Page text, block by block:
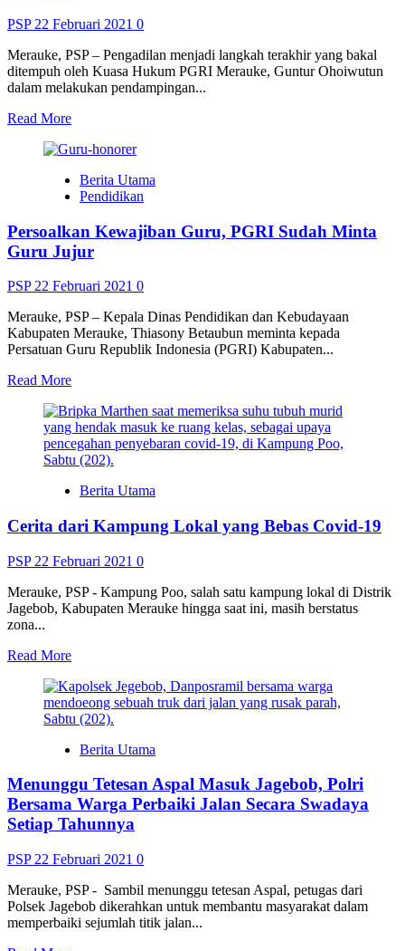
PSP 22 Februari 2021 0
Merauke, PSP – Pengadilan menjadi langkah terakhir yang bakal
ditempuh oleh Kuasa Hukum PGRI Merauke, Guntur Ohoiwutun
dalam melakukan pendampingan...
Read MoreRead
about
Guru
Kontrak,
Pengadilan
Langkah
Terakhir
Berita Utama
Pendidikan
Persoalkan Kewajiban Guru, PGRI Sudah Minta
Guru Jujur
PSP 22 Februari 2021 0
Merauke, PSP – Kepala Dinas Pendidikan dan Kebudayaan
Kabupaten Merauke, Thiasony Betaubun meminta kepada
Persatuan Guru Republik Indonesia (PGRI) Kabupaten...
Read MoreRead
about
Persoalkan
Kewajiban
Guru,
Sudah
Guru
Berita Utama
Cerita dari Kampung Lokal yang Bebas Covid-19
PSP 22 Februari 2021 0
Merauke, PSP - Kampung Poo, salah satu kampung lokal di Distrik
Jagebob, Kabupaten Merauke hingga saat ini, masih berstatus
zona...
Read MoreRead
about
Cerita
dari
Lokal
Bebas
Covid-
19
Berita Utama
Menunggu Tetesan Aspal Masuk Jagebob, Polri
Bersama Warga Perbaiki Jalan Secara Swadaya
Setiap Tahunnya
PSP 22 Februari 2021 0
Merauke, PSP - Sambil menunggu tetesan Aspal, petugas dari
Polsek Jagebob dikerahkan untuk membantu masyarakat dalam
memperbaiki sejumlah titik jalan...